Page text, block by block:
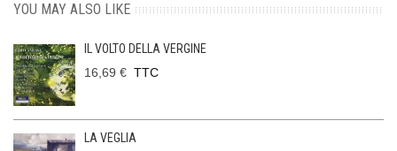
YOU MAY ALSO LIKE
IL VOLTO DELLA VERGINE
16,69 € TTC
LA VEGLIA